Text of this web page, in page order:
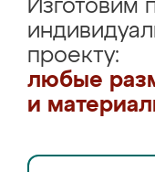
Изготовим
проекту:
любые
и